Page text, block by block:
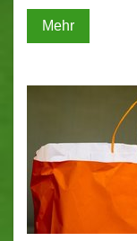
Mehr